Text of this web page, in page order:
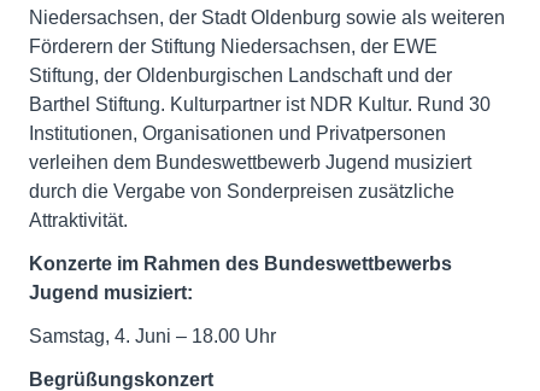
Niedersachsen, der Stadt Oldenburg sowie als weiteren
Förderern der Stiftung Niedersachsen, der EWE
Stiftung, der Oldenburgischen Landschaft und der
Barthel Stiftung. Kulturpartner ist NDR Kultur. Rund 30
Institutionen, Organisationen und Privatpersonen
verleihen dem Bundeswettbewerb Jugend musiziert
durch die Vergabe von Sonderpreisen zusätzliche
Attraktivität.
Konzerte im Rahmen des Bundeswettbewerbs
Jugend musiziert:
Samstag, 4. Juni – 18.00 Uhr
Begrüßungskonzert